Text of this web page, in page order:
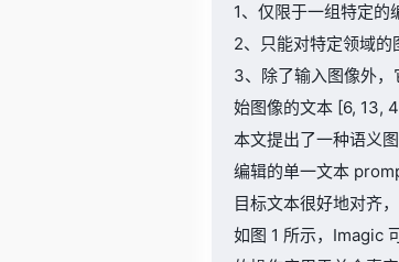
1、仅限于一组特定的
2、只能对特定领域的
3、除了输入图像外
始图像的文本 [6, 13,
本文提出了一种语义
编辑的单一文本
目标文本很好地对齐
如图 1 所示，Imagic